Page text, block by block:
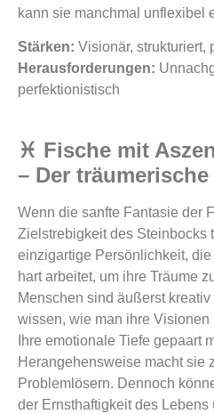
kann sie manchmal unflexibel
Stärken: Visionär, strukturiert,
Herausforderungen:
perfektionistisch
♓ Fische mit
– Der träumerische
Wenn die sanfte Fantasie der
Zielstrebigkeit des Steinbocks
einzigartige Persönlichkeit,
hart arbeitet, um ihre Träume
Menschen sind äußerst
wissen, wie man ihre Visionen
Ihre emotionale Tiefe gepaart
Herangehensweise macht sie
Problemlösern. Dennoch
der Ernsthaftigkeit des Lebens